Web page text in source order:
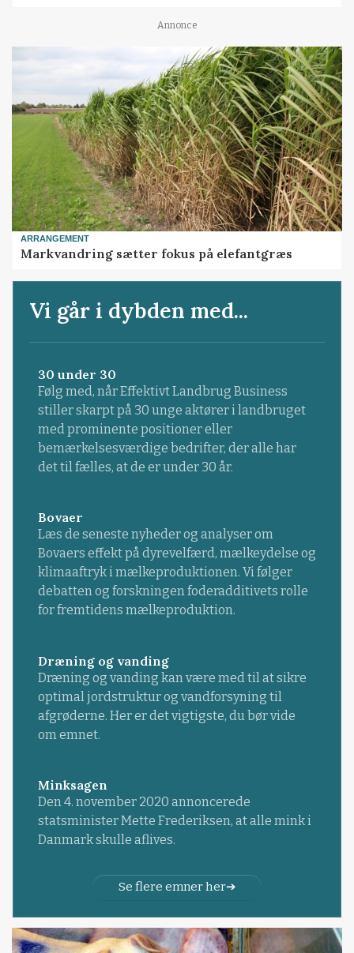
Annonce
ARRANGEMENT
Markvandring sætter fokus på elefantgræs
Vi går i dybden med...
30 under 30
Følg med, når Effektivt Landbrug Business
stiller skarpt på 30 unge aktører i landbruget
med prominente positioner eller
bemærkelsesværdige bedrifter, der alle har
det til fælles, at de er under 30 år.
Bovaer
Læs de seneste nyheder og analyser om
Bovaers effekt på dyrevelfærd, mælkeydelse og
klimaaftryk i mælkeproduktionen. Vi følger
debatten og forskningen foderadditivets rolle
for fremtidens mælkeproduktion.
Dræning og vanding
Dræning og vanding kan være med til at sikre
optimal jordstruktur og vandforsyning til
afgrøderne. Her er det vigtigste, du bør vide
om emnet.
Minksagen
Den 4. november 2020 annoncerede
statsminister Mette Frederiksen, at alle mink i
Danmark skulle aflives.
Se flere emner her